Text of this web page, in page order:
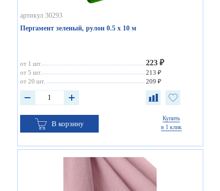
артикул 30293
Пергамент зеленый, рулон 0.5 х 10 м
от 1 шт. 223 ₽
от 5 шт.
213 ₽
от 20 шт.
209 ₽
В корзину
Купить
в 1 клик